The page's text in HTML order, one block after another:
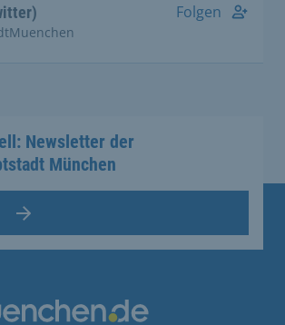
Folgen
Newsletter der
München
Links